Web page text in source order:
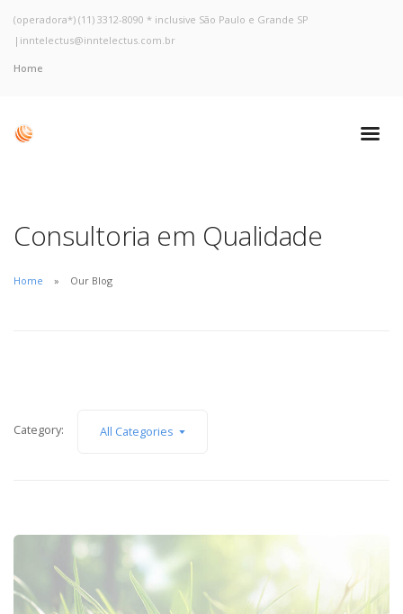
(operadora*) (11) 3312-8090 * inclusive São Paulo e Grande SP
| inntelectus@inntelectus.com.br
Home
Consultoria em Qualidade
Home Our Blog
Category: All Categories